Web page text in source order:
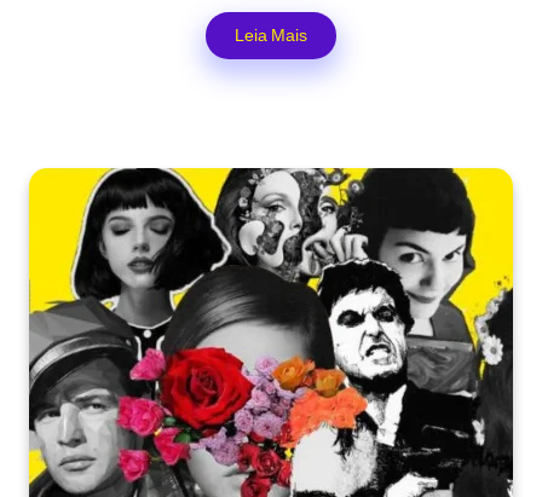
Leia Mais